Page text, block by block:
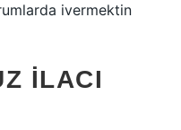
ivermektin
ILACI